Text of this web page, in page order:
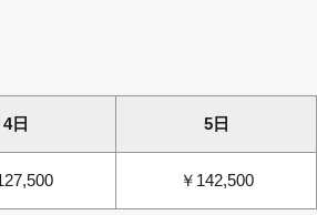
4日 5日
￥142,500